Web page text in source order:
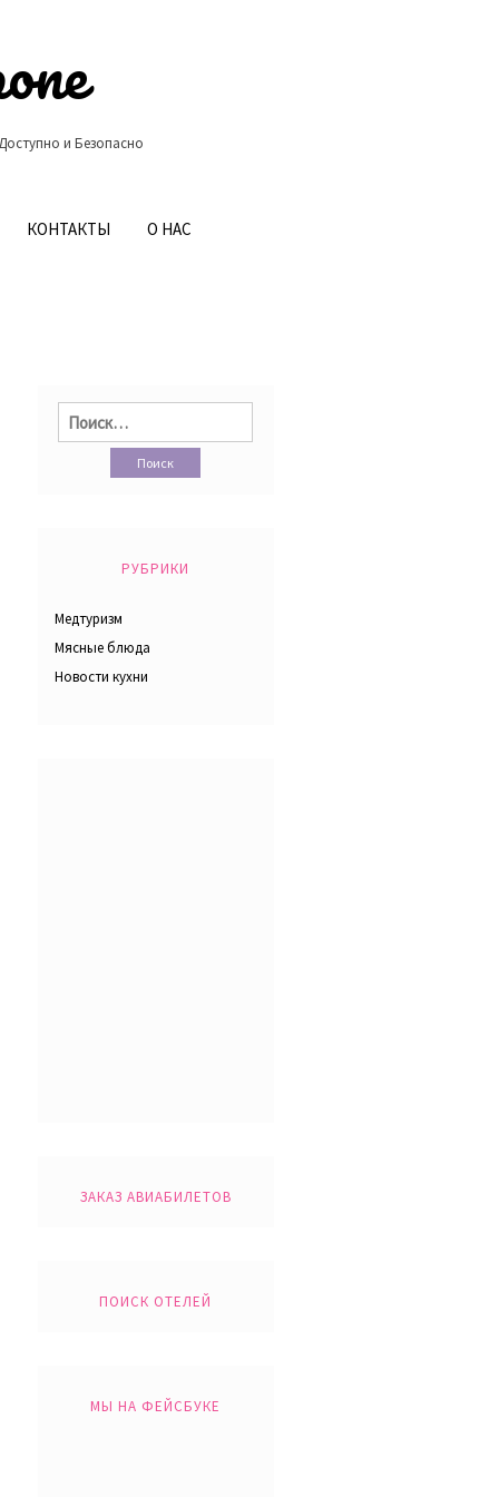
и Безопасно
КОНТАКТЫ О НАС
Найти:
РУБРИКИ
Медтуризм
Мясные блюда
Новости кухни
ЗАКАЗ АВИАБИЛЕТОВ
ПОИСК ОТЕЛЕЙ
МЫ НА ФЕЙСБУКЕ